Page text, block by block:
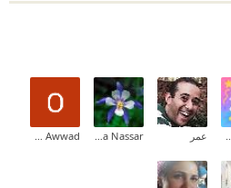
عمر Alaa Nassar
Ola Awwad